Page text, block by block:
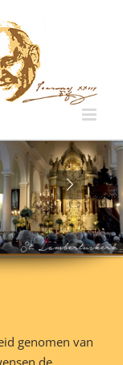
genomen van
de